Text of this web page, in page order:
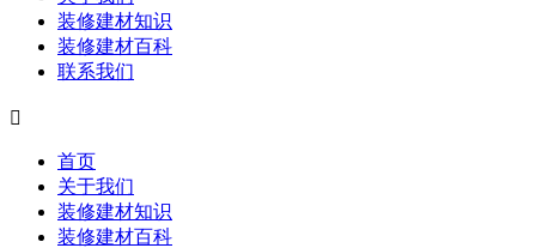
装修建材知识
装修建材百科
联系我们

首页
关于我们
装修建材知识
装修建材百科